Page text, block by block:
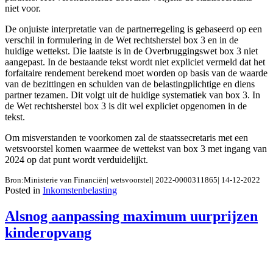
niet voor.
De onjuiste interpretatie van de partnerregeling is gebaseerd op een
verschil in formulering in de Wet rechtsherstel box 3 en in de
huidige wettekst. Die laatste is in de Overbruggingswet box 3 niet
aangepast. In de bestaande tekst wordt niet expliciet vermeld dat het
forfaitaire rendement berekend moet worden op basis van de waarde
van de bezittingen en schulden van de belastingplichtige en diens
partner tezamen. Dit volgt uit de huidige systematiek van box 3. In
de Wet rechtsherstel box 3 is dit wel expliciet opgenomen in de
tekst.
Om misverstanden te voorkomen zal de staatssecretaris met een
wetsvoorstel komen waarmee de wettekst van box 3 met ingang van
2024 op dat punt wordt verduidelijkt.
Bron:Ministerie van Financiën| wetsvoorstel| 2022-0000311865| 14-12-2022
Posted in Inkomstenbelasting
Alsnog aanpassing maximum uurprijzen
kinderopvang